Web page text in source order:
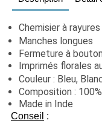
Chemisier à
Manches longues
Fermeture à
Imprimés florales
Couleur : Bleu,
Composition :
Made in Inde
Conseil :